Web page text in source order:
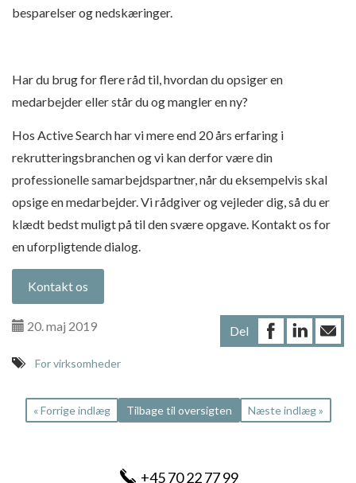
besparelser og nedskæringer.
Har du brug for flere råd til, hvordan du opsiger en
medarbejder eller står du og mangler en ny?
Hos Active Search har vi mere end 20 års erfaring i
rekrutteringsbranchen og vi kan derfor være din
professionelle samarbejdspartner, når du eksempelvis skal
opsige en medarbejder. Vi rådgiver og vejleder dig, så du er
klædt bedst muligt på til den svære opgave. Kontakt os for
en uforpligtende dialog.
Kontakt os
Del
20. maj 2019
For virksomheder
«Forrige indlæg Tilbage til oversigten Næste indlæg»
+45 70 22 77 99